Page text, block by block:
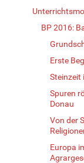
BP 2016:
Erste
Steinzeit
Spuren
Donau
Von der
Europa